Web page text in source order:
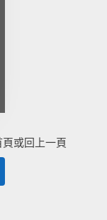
或回上一頁